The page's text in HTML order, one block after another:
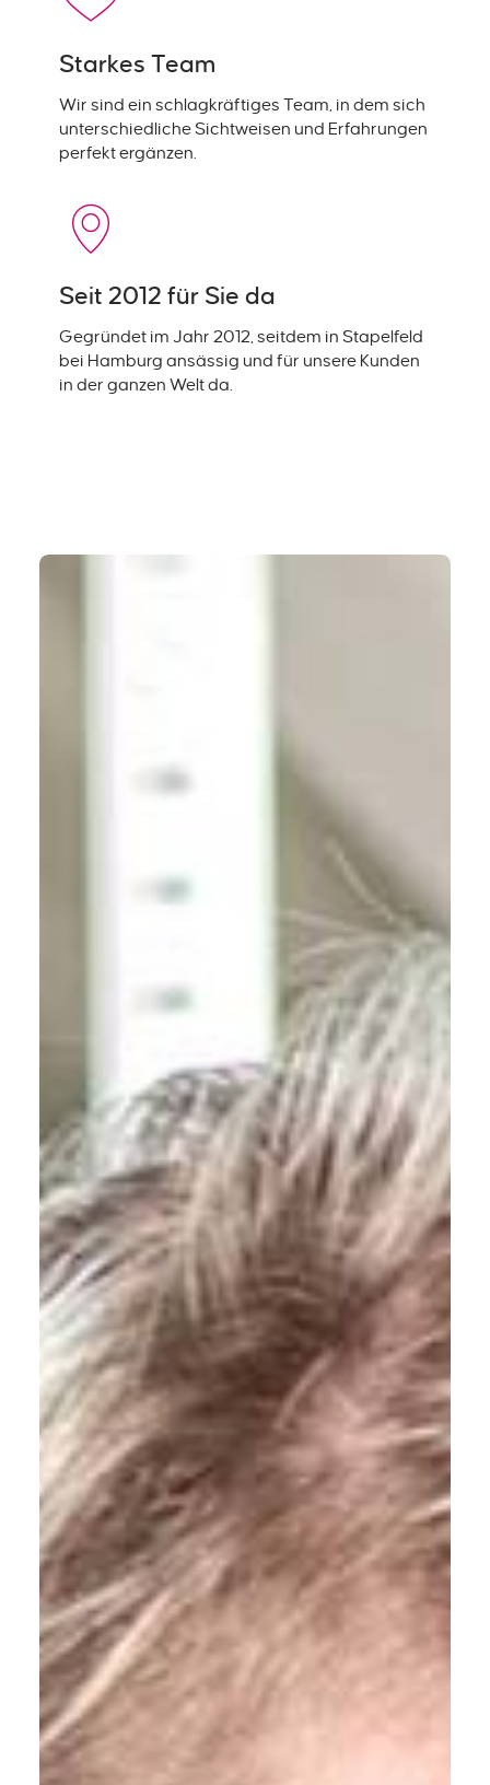
Starkes Team
Wir sind ein schlagkräftiges Team, in dem sich
unterschiedliche Sichtweisen und Erfahrungen
perfekt ergänzen.
Seit 2012 für Sie da
Gegründet im Jahr 2012, seitdem in Stapelfeld
bei Hamburg ansässig und für unsere Kunden
in der ganzen Welt da.